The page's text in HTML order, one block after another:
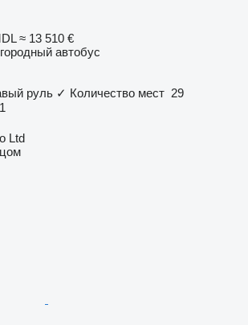
≈ 13 510 €
автобус
руль ✓ Количество мест 29
1
Ltd